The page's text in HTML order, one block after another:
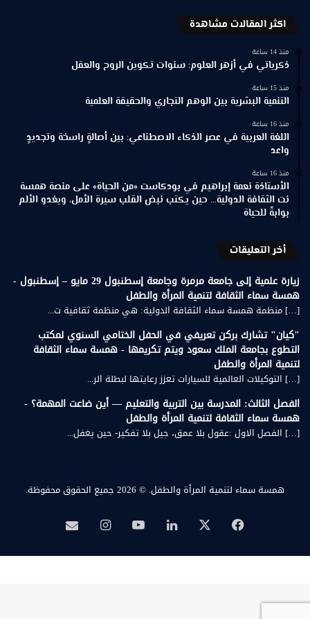
اكثر المقالات مشاهدة
منذ 14 ساعة
ذكرياتي في أزهر العلوم: سنوات تكوين الروح والعقل
منذ 15 ساعة
التنمية البشرية بين الوهم التجاري والحقيقة العلمية
منذ 16 ساعة
اللغة العربية في عصر الذكاء الاصطناعي: بين أصالةٍ راسخة وتجديدٍ
واعد
منذ 16 ساعة
الأستاذة نعمة إبراهيم في بودكاست «من الحياة» على منصة همسة
نت الثقافة الدولية… حين يكتب نبض القلب سيرة الأمل، ويغدو الألم
بوابةً للحياة
أخر التعليقات
زيارة علمية إلى جامعة مرمرة وجامعة إسطنبول 29 مايو – إسطنبول -
همسة سماء الثقافة لتنمية المرأة والطفل
[…] منظمة همسة سماء الثقافة الدولية: هي منظمة ثقافية ت...
"كيان" تشارك بركن تعريفي في الحفل الختامي السنوي لمكتب
التطوع بجامعة الملك سعود ويتم تكريمها - همسة سماء الثقافة
لتنمية المرأة والطفل
[…] التوكيلات العالمية للسيارات تعزز رعايتها لبطلة الر...
الفصل الثالث: المدرسة بين التربية والتعليم — أين ضاعت المهمة؟ -
همسة سماء الثقافة لتنمية المرأة والطفل
[…] الفصل الاول :عقول بلا عمق، جيل بلا تفكير- حين يغفل...
همسة سماء لتنمية المرأة والطفل. © 2026 جميع الحقوق محفوظة.
فيسبوك لينكدإن‫YouTubeانستقرامبريد
همسة